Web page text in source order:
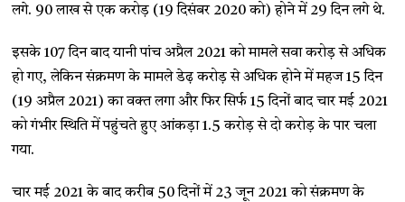
लगे. 90 लाख से एक करोड़ (19 दिसंबर 2020 को) होने में 29 दिन लगे थे.
इसके 107 दिन बाद यानी पांच अप्रैल 2021 को मामले सवा करोड़ से अधिक
हो गए, लेकिन संक्रमण के मामले डेढ़ करोड़ से अधिक होने में महज 15 दिन
(19 अप्रैल 2021) का वक्त लगा और फिर सिर्फ 15 दिनों बाद चार मई 2021
को गंभीर स्थिति में पहुंचते हुए आंकड़ा 1.5 करोड़ से दो करोड़ के पार चला
गया.
चार मई 2021 के बाद करीब 50 दिनों में 23 जून 2021 को संक्रमण के